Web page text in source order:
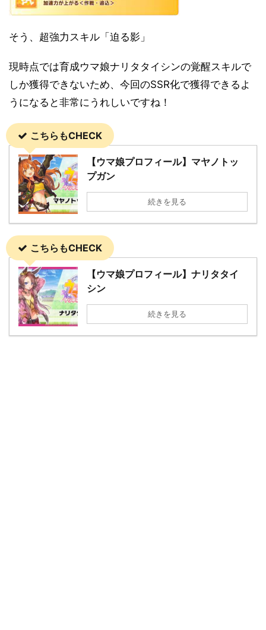
そう、超強力スキル「迫る影」
現時点では育成ウマ娘ナリタタイシンの覚醒スキルで
しか獲得できないため、今回のSSR化で獲得できるよ
うになると非常にうれしいですね！
こちらもCHECK
【ウマ娘プロフィール】マヤノトッ
プガン
続きを見る
こちらもCHECK
【ウマ娘プロフィール】ナリタタイ
シン
続きを見る